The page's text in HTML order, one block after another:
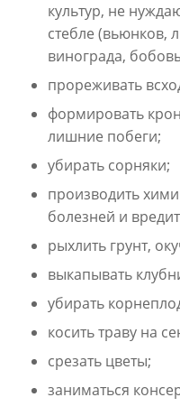
культур, не
стебле (вьюнков,
винограда,
прореживать
формировать
лишние побеги;
убирать сорняки;
производить
болезней и
рыхлить грунт,
выкапывать
убирать
косить траву на
срезать цветы;
заниматься